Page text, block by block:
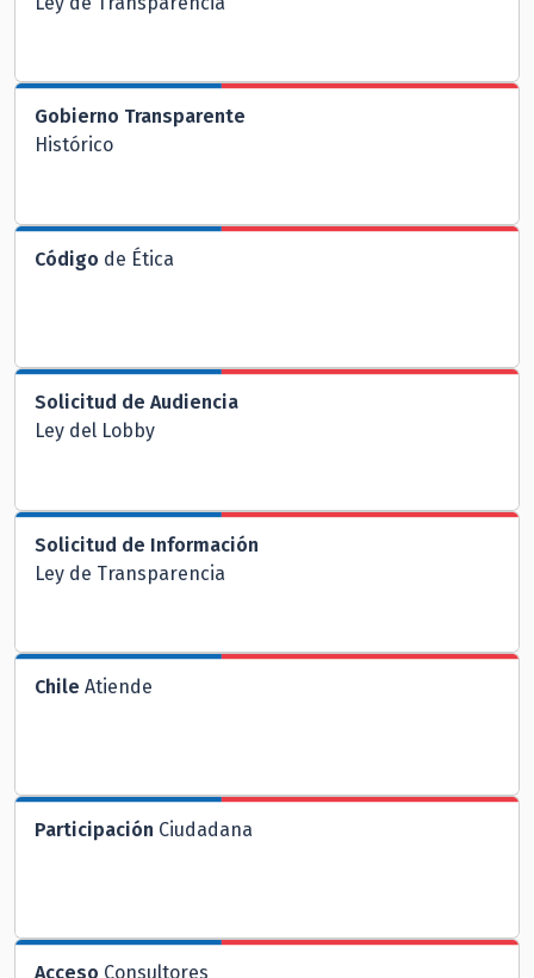
Gobierno Transparente
Histórico
Código de Ética
Solicitud de Audiencia
Ley del Lobby
Solicitud de Información
Ley de Transparencia
Chile Atiende
Participación Ciudadana
Acceso Consultores